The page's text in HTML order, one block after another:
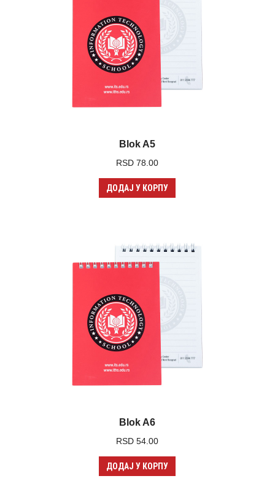
Blok A5
RSD 78.00
ДОДАЈ У КОРПУ
Blok A6
RSD 54.00
ДОДАЈ У КОРПУ